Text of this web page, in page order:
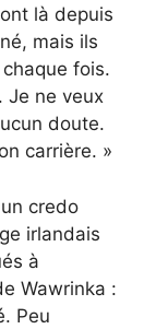
là depuis
mais ils
fois.
Je ne veux
doute.
carrière. »
credo
irlandais
à
Wawrinka :
Peu